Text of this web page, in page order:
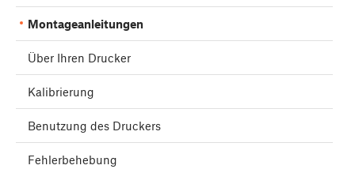
Montageanleitungen
Über Ihren Drucker
Kalibrierung
Benutzung des Druckers
Fehlerbehebung